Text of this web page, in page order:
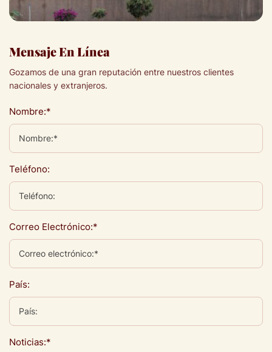
Mensaje En Línea
Gozamos de una gran reputación entre nuestros clientes
nacionales y extranjeros.
Nombre:*
Teléfono:
Correo Electrónico:*
País:
Noticias:*